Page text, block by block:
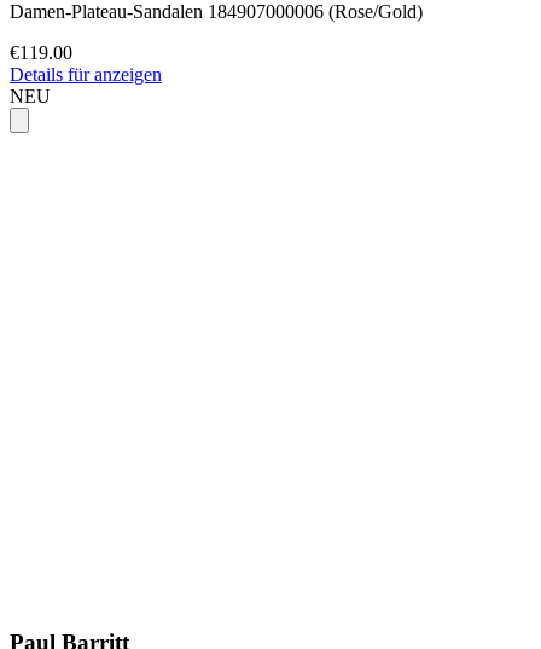
Damen-Plateau-Sandalen 184907000006 (Rose/Gold)
€119.00
Details für anzeigen
NEU
Paul Barritt